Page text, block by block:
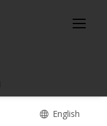
English